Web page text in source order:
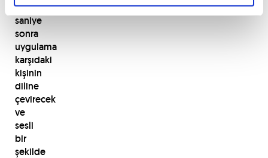
birkaç
saniye
sonra
uygulama
karşıdaki
kişinin
diline
çevirecek
ve
sesli
bir
şekilde